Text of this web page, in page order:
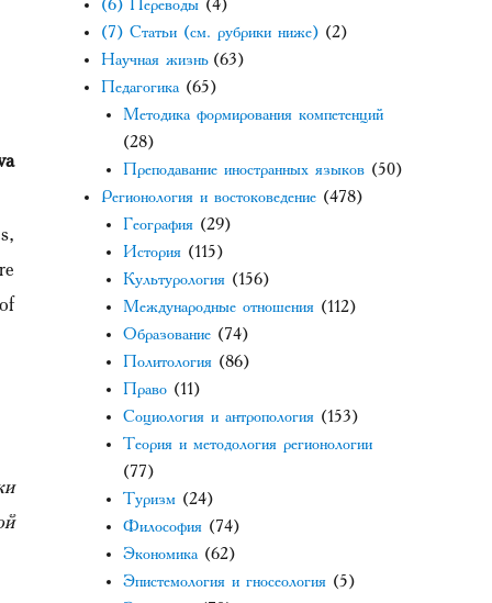
(6) Переводы(4)
(7) Статьи (см. рубрики ниже)(2)
Научная жизнь(63)
Педагогика(65)
Методика формирования компетенций
(28)
Преподавание иностранных языков(50)
Регионология и востоковедение(478)
География(29)
История(115)
Культурология(156)
Международные отношения(112)
Образование(74)
Политология(86)
Право(11)
Социология и антропология(153)
Теория и методология регионологии
(77)
Туризм(24)
Философия(74)
Экономика(62)
Эпистемология и гносеология(5)